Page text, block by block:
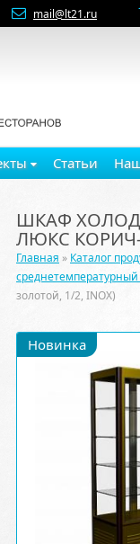
mail@lt21.ru
Статьи
ШКАФ
ЛЮКС
Главная » Каталог
среднетемпературный
золотой, 1/2, INOX)
Новинка